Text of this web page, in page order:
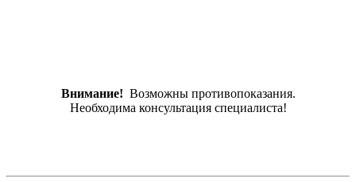
Внимание! Возможны противопоказания.
Необходима консультация специалиста!